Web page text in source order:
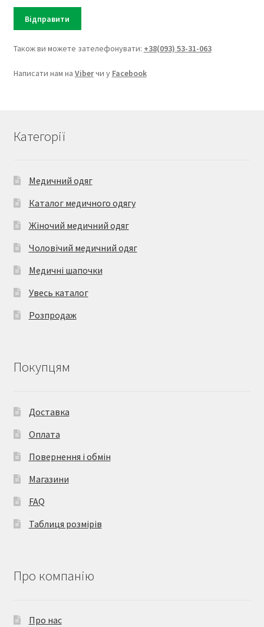
Також ви можете зателефонувати: +38(093) 53-31-063
Написати нам на Viberчи у Facebook
Категорії
Медичний одяг
Каталог медичного одягу
Жіночий медичний одяг
Чоловічий медичний одяг
Медичні шапочки
Увесь каталог
Розпродаж
Покупцям
Доставка
Оплата
Повернення і обмін
Магазини
FAQ
Таблиця розмірів
Про компанію
Про нас